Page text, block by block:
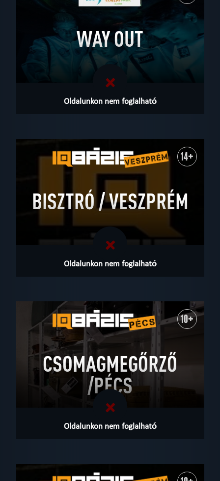
WAY OUT
Oldalunkon nem foglalható
14+
BISZTRÓ / VESZPRÉM
Oldalunkon nem foglalható
10+
CSOMAGMEGŐRZŐ
/PÉCS
Oldalunkon nem foglalható